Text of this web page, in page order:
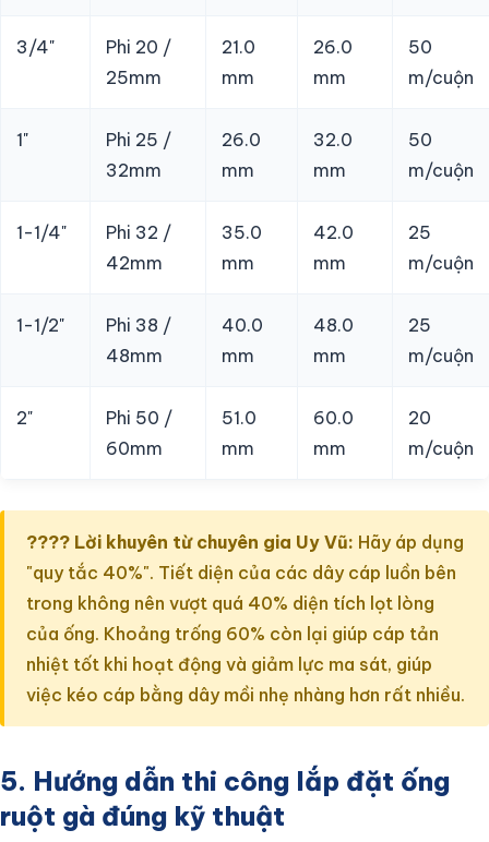
3/4"
Phi 20 /
25mm
21.0
mm
26.0
mm
50
m/cuộn
1"
Phi 25 /
32mm
26.0
mm
32.0
mm
50
m/cuộn
1-1/4"
Phi 32 /
42mm
35.0
mm
42.0
mm
25
m/cuộn
1-1/2"
Phi 38 /
48mm
40.0
mm
48.0
mm
25
m/cuộn
2"
Phi 50 /
60mm
51.0
mm
60.0
mm
20
m/cuộn
???? Lời khuyên từ chuyên gia Uy Vũ: Hãy áp dụng
"quy tắc 40%". Tiết diện của các dây cáp luồn bên
trong không nên vượt quá 40% diện tích lọt lòng
của ống. Khoảng trống 60% còn lại giúp cáp tản
nhiệt tốt khi hoạt động và giảm lực ma sát, giúp
việc kéo cáp bằng dây mồi nhẹ nhàng hơn rất nhiều.
5. Hướng dẫn thi công lắp đặt ống
ruột gà đúng kỹ thuật